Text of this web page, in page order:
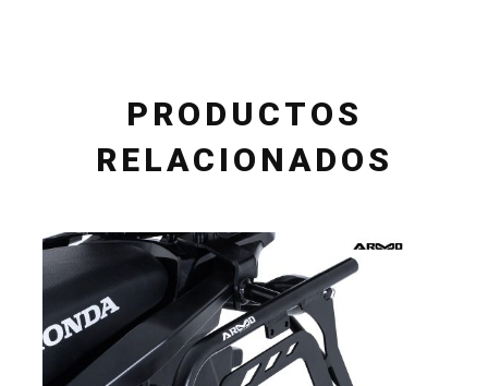
PRODUCTOS
RELACIONADOS